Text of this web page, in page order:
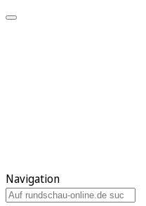
Navigation